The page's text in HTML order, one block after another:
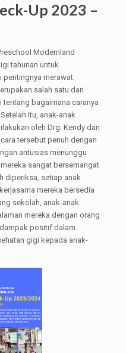
Up 2023 –
Modernland
tahunan untuk
pentingnya merawat
salah satu dari
tentang bagaimana caranya
itu, anak-anak
oleh Drg. Kendy dan
tersebut penuh dengan
antusias menunggu
sangat bersemangat
diperiksa, setiap anak
mereka bersedia
sekolah, anak-anak
mereka dengan orang
positif dalam
gigi kepada anak-